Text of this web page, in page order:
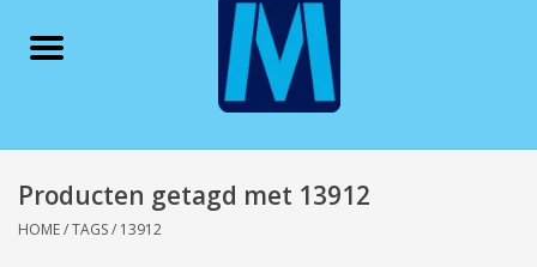
Merken
Wonen/koken/huishouden
Producten getagd met 13912
HOME/TAGS/ 13912